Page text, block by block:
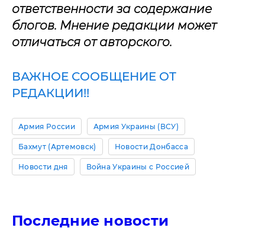
ответственности за содержание
блогов. Мнение редакции может
отличаться от авторского.
ВАЖНОЕ СООБЩЕНИЕ ОТ
РЕДАКЦИИ!!
Армия России Армия Украины (ВСУ)
Бахмут (Артемовск) Новости Донбасса
Новости дня Война Украины с Россией
Последние новости